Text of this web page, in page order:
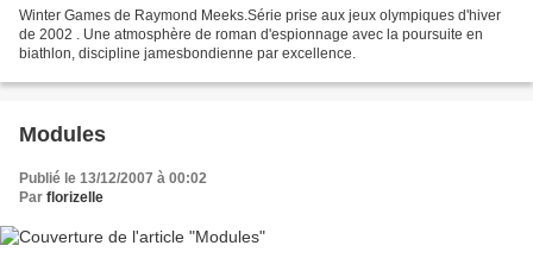
Winter Games de Raymond Meeks.Série prise aux jeux olympiques d'hiver
de 2002 . Une atmosphère de roman d'espionnage avec la poursuite en
biathlon, discipline jamesbondienne par excellence.
Modules
Publié le 13/12/2007 à 00:02
Par florizelle